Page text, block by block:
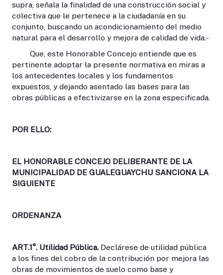
supra, señala la finalidad de una construcción social y
colectiva que le pertenece a la ciudadanía en su
conjunto, buscando un acondicionamiento del medio
natural para el desarrollo y mejora de calidad de vida.-
Que, este Honorable Concejo entiende que es
pertinente adoptar la presente normativa en miras a
los antecedentes locales y los fundamentos
expuestos, y dejando asentado las bases para las
obras públicas a efectivizarse en la zona especificada.
POR ELLO:
EL HONORABLE CONCEJO DELIBERANTE DE LA
MUNICIPALIDAD DE GUALEGUAYCHU SANCIONA LA
SIGUIENTE
ORDENANZA
ART.1°. Utilidad Pública. Declárese de utilidad pública
a los fines del cobro de la contribución por mejora las
obras de movimientos de suelo como base y